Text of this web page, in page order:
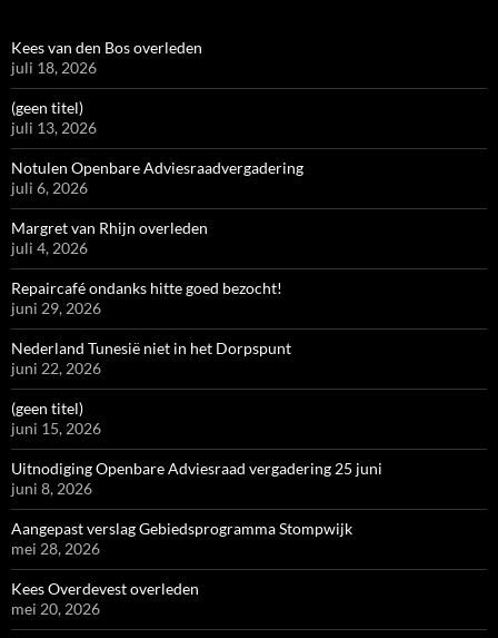
Kees van den Bos overleden
juli 18, 2026
(geen titel)
juli 13, 2026
Notulen Openbare Adviesraadvergadering
juli 6, 2026
Margret van Rhijn overleden
juli 4, 2026
Repaircafé ondanks hitte goed bezocht!
juni 29, 2026
Nederland Tunesië niet in het Dorpspunt
juni 22, 2026
(geen titel)
juni 15, 2026
Uitnodiging Openbare Adviesraad vergadering 25 juni
juni 8, 2026
Aangepast verslag Gebiedsprogramma Stompwijk
mei 28, 2026
Kees Overdevest overleden
mei 20, 2026